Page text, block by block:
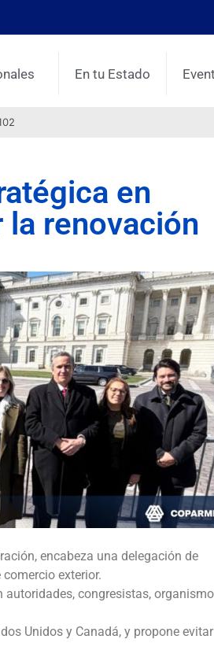
En tu Estado
en
la renovación
encabeza una delegación de
exterior.
congresistas,
Unidos y Canadá, y propone evitar